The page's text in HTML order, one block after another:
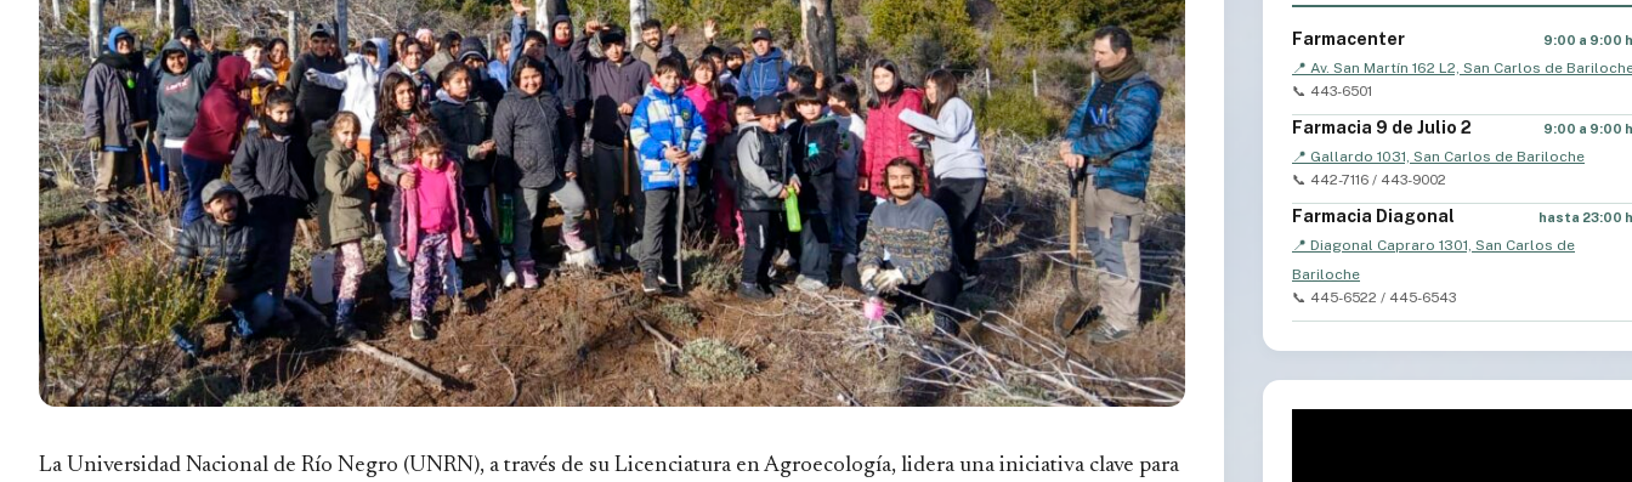
La Universidad Nacional de Río Negro (UNRN), a través de su Licenciatura en Agroecología, lidera una iniciativa clave para
Farmacenter 9:00 a 9:00
📍 Av. San Martín 162 L2, San Carlos de
📞 443-6501
Farmacia 9 de Julio 2 9:00 a 9:00
📍 Gallardo 1031, San Carlos de Bariloche
📞 442-7116 / 443-9002
Farmacia Diagonal hasta 23:00
📍 Diagonal Capraro 1301, San Carlos de
Bariloche
📞 445-6522 / 445-6543